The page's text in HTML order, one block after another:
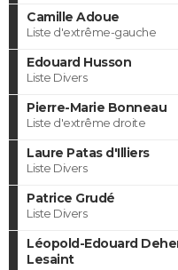
Camille Adoue
Liste d'extrême-gauche
Edouard Husson
Liste Divers
Pierre-Marie Bonneau
Liste d'extrême droite
Laure Patas d'Illiers
Liste Divers
Patrice Grudé
Liste Divers
Léopold-Edouard
Lesaint